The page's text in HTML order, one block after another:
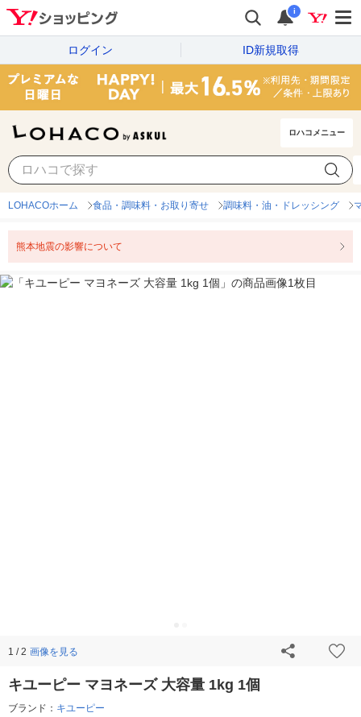
i
ログイン ID新規取得
ロハコメニュー
LOHACOホーム 食品・調味料・お取り寄せ 調味料・油・ドレッシング
熊本地震の影響について
1 / 2 画像を見る
キユーピー マヨネーズ 大容量 1kg 1個
ブランド： キユーピー